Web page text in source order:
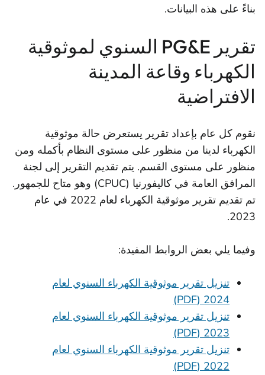
بناءً على هذه البيانات.
تقرير PG&E السنوي لموثوقية
الكهرباء وقاعة المدينة
الافتراضية
نقوم كل عام بإعداد تقرير يستعرض حالة موثوقية
الكهرباء لدينا من منظور على مستوى النظام بأكمله ومن
منظور على مستوى القسم. يتم تقديم التقرير إلى لجنة
المرافق العامة في كاليفورنيا (CPUC) وهو متاح للجمهور.
تم تقديم تقرير موثوقية الكهرباء لعام 2022 في عام
2023.
وفيما يلي بعض الروابط المفيدة:
تنزيل تقرير موثوقية الكهرباء السنوي لعام
2024 (PDF)
تنزيل تقرير موثوقية الكهرباء السنوي لعام
2023 (PDF)
تنزيل تقرير موثوقية الكهرباء السنوي لعام
2022 (PDF)